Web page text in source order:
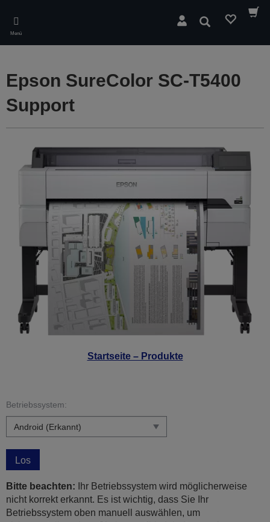
main
content
Menü
Suchen
Startseite – Produkte
Epson SureColor SC-T5400
Support
Betriebssystem:
Los
Bitte beachten: Ihr Betriebssystem wird möglicherweise
nicht korrekt erkannt. Es ist wichtig, dass Sie Ihr
Betriebssystem oben manuell auswählen, um